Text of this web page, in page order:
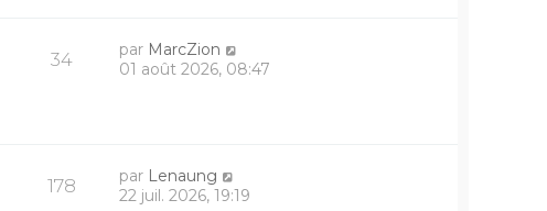
34 par MarcZion
01 août 2026, 08:47
178 par Lenaung
22 juil. 2026, 19:19